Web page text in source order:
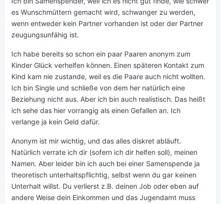
es Wunschmüttern gemacht wird, schwanger zu werden,
wenn entweder kein Partner vorhanden ist oder der Partner
zeugungsunfähig ist.
Ich habe bereits so schon ein paar Paaren anonym zum
Kinder Glück verhelfen können. Einen späteren Kontakt zum
Kind kam nie zustande, weil es die Paare auch nicht wollten.
Ich bin Single und schließe von dem her natürlich eine
Beziehung nicht aus. Aber ich bin auch realistisch. Das heißt
ich sehe das hier vorrangig als einen Gefallen an. Ich
verlange ja kein Geld dafür.
Anonym ist mir wichtig, und das alles diskret abläuft.
Natürlich verrate ich dir (sofern ich dir helfen soll), meinen
Namen. Aber leider bin ich auch bei einer Samenspende ja
theoretisch unterhaltspflichtig, selbst wenn du gar keinen
Unterhalt willst. Du verlierst z.B. deinen Job oder eben auf
andere Weise dein Einkommen und das Jugendamt muss